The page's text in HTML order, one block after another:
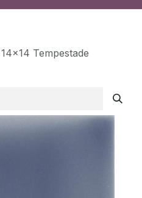
Tempestade